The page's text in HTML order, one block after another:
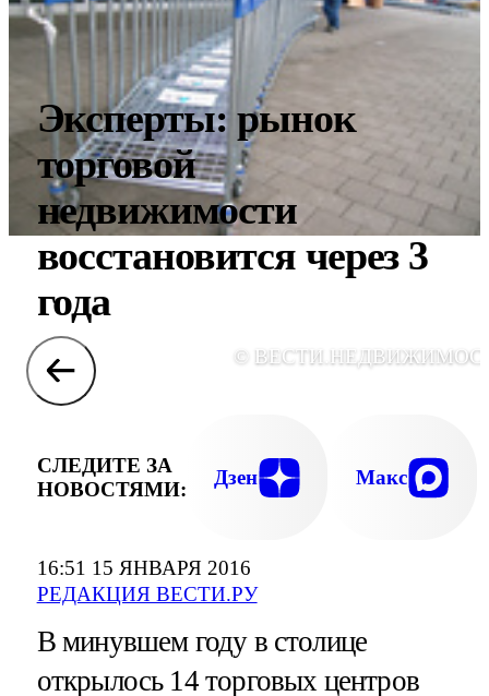
16:51 15 ЯНВАРЯ 2016
РЕДАКЦИЯ ВЕСТИ.РУ
Эксперты: рынок
торговой
недвижимости
восстановится через 3
года
©
СЛЕДИТЕ ЗА
НОВОСТЯМИ:
Дзен Макс
В минувшем году в столице
открылось 14 торговых центров